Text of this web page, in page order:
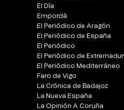
El Día
Empordà
El Periódico de Aragón
El Periódico de España
El Periódico
El Periódico de
El Periódico Mediterráneo
Faro de Vigo
La Crónica de Badajoz
La Nueva España
La Opinión A Coruña